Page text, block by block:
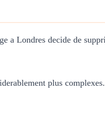
a Londres decide de
plus complexes.